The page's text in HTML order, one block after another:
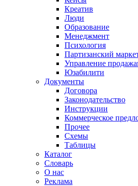
Креатив
Люди
Образование
Менеджмент
Психология
Партизанский
Управление
Юзабилити
Документы
Договора
Законодательство
Инструкции
Коммерческое
Прочее
Схемы
Таблицы
Каталог
Словарь
О нас
Реклама